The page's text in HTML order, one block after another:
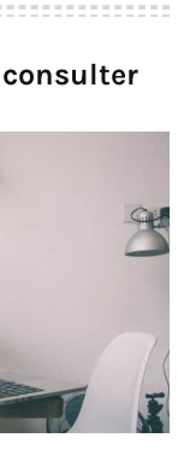
consulter